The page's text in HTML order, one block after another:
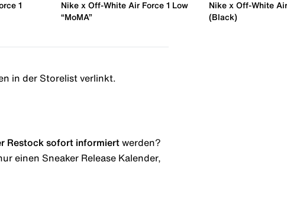
1
Nike x Off-White Air Force 1 Low
“MoMA”
Nike x Off-White
(Black)
in der Storelist verlinkt.
Restock sofort informiert werden?
einen Sneaker Release Kalender,